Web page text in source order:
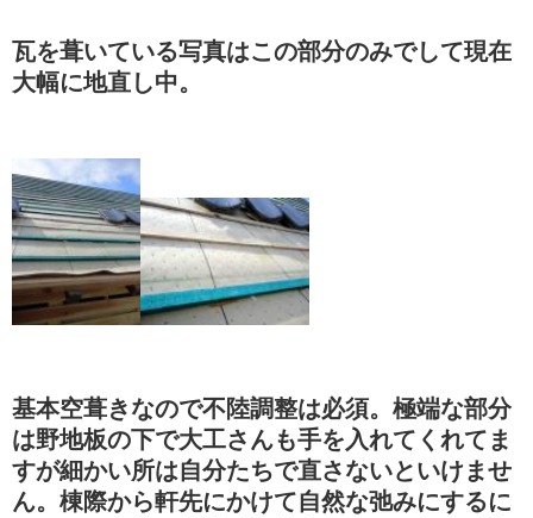
瓦を葺いている写真はこの部分のみでして現在
大幅に地直し中。
基本空葺きなので不陸調整は必須。極端な部分
は野地板の下で大工さんも手を入れてくれてま
すが細かい所は自分たちで直さないといけませ
ん。棟際から軒先にかけて自然な弛みにするに